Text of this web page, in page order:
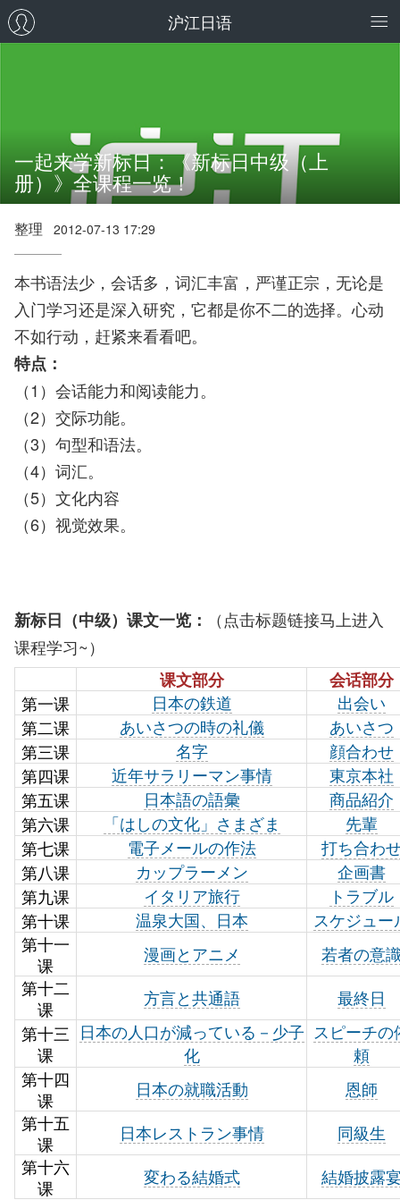
沪江日语
一起来学新标日：《新标日中级（上
册）》全课程一览！
整理 2012-07-13 17:29
本书语法少，会话多，词汇丰富，严谨正宗，无论是
入门学习还是深入研究，它都是你不二的选择。心动
不如行动，赶紧来看看吧。
特点：
（1）会话能力和阅读能力。
（2）交际功能。
（3）句型和语法。
（4）词汇。
（5）文化内容
（6）视觉效果。
新标日（中级）课文一览：
（点击标题链接马上进入
课程学习~）
课文部分
会话部分
第一课
日本の鉄道 出会い
第二课 あいさつの時の礼儀 あいさつ
第三课 名字 顔合わせ
第四课 近年サラリーマン事情 東京本社
第五课 日本語の語彙 商品紹介
第六课 「はしの文化」さまざま 先輩
第七课 電子メールの作法 打ち合わ
第八课 カップラーメン 企画書
第九课 イタリア旅行 トラブル
第十课 温泉大国、日本 スケジュー
第十一
课
漫画とアニメ 若者の意
第十二
课
方言と共通語 最終日
第十三
课
日本の人口が減っている－少子
化
スピーチの
頼
第十四
课
日本の就職活動 恩師
第十五
课
日本レストラン事情 同級生
第十六
课
変わる結婚式 結婚披露